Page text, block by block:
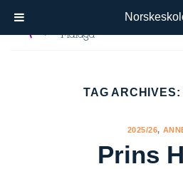
TAG ARCHIVES:
2025/26,
Prins